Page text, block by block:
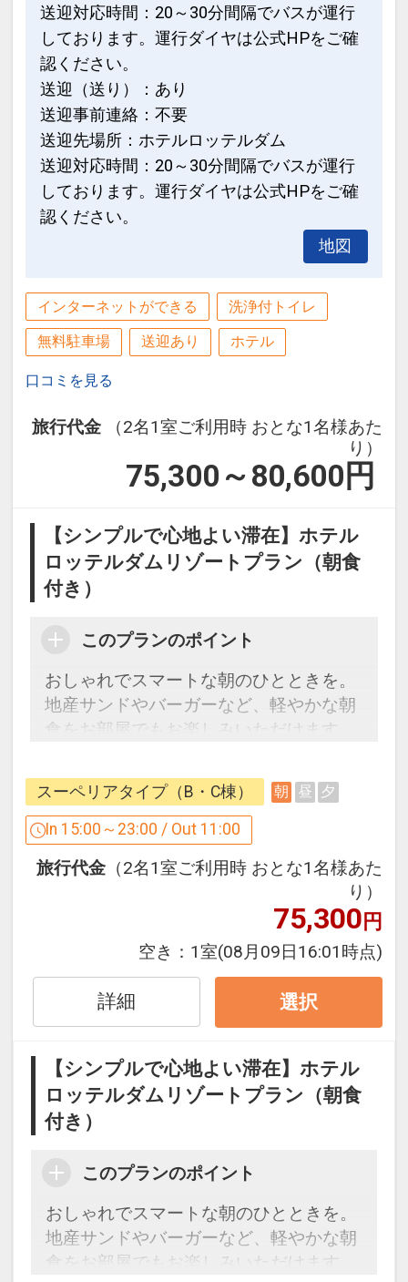
送迎対応時間：20～30分間隔でバスが運行
しております。運行ダイヤは公式HPをご確
認ください。
送迎（送り）：あり
送迎事前連絡：不要
送迎先場所：ホテルロッテルダム
送迎対応時間：20～30分間隔でバスが運行
しております。運行ダイヤは公式HPをご確
認ください。
地図
インターネットができる 洗浄付トイレ
無料駐車場 送迎あり ホテル
口コミを見る
旅行代金
（2名1室ご利用時 おとな1名様あた
り）
75,300～80,600 円
【シンプルで心地よい滞在】ホテル
ロッテルダムリゾートプラン（朝食
付き）
このプランのポイント
おしゃれでスマートな朝のひとときを。
地産サンドやバーガーなど、軽やかな朝
食をお部屋でもお楽しみいただけます。
【ご朝食】
お好みのサンドイッチやバーガーなどを
お選びいただき、レストランやお部屋な
どお好きな場所でお楽しみいただけま
す。
・アーリーパークイン
・翌日パスポート付き
・宿泊者専用駐車場利用（※敷地内時間
貸駐車場は有料）
※チェックイン日（初回ご入場）のハウ
ステンボスのパスポートは別途ご購入く
ださい。
ポートをご提示で、翌日パスポートをフ
様も対象です。
初回ご入場のパスポートをお持ちでない
場合は、対象外です。
スーペリアタイプ（B・C棟） 朝 昼 夕
In 15:00～23:00 / Out 11:00
旅行代金 （2名1室ご利用時 おとな1名様あた
り）
75,300円
空き： 1室(08月09日16:01時点)
詳細 選択
【シンプルで心地よい滞在】ホテル
ロッテルダムリゾートプラン（朝食
付き）
このプランのポイント
おしゃれでスマートな朝のひとときを。
地産サンドやバーガーなど、軽やかな朝
食をお部屋でもお楽しみいただけます。